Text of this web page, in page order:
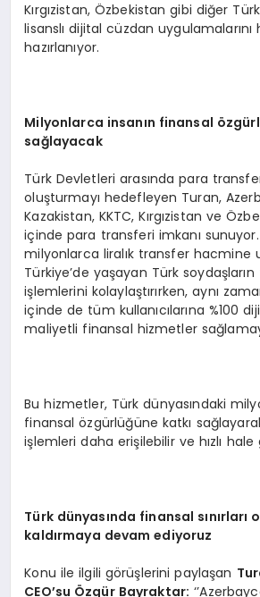
Kırgızistan, Özbekistan gibi diğer
lisanslı dijital cüzdan
hazırlanıyor.
Milyonlarca insanın finansal
sağlayacak
Türk Devletleri arasında para
oluşturmayı hedefleyen Turan,
Kazakistan, KKTC, Kırgızistan ve
içinde para transferi imkanı
milyonlarca liralık transfer hacmine
Türkiye’de yaşayan Türk
işlemlerini kolaylaştırırken, aynı
içinde de tüm kullanıcılarına %100
maliyetli finansal hizmetler
Bu hizmetler, Türk dünyasındaki
finansal özgürlüğüne katkı
işlemleri daha erişilebilir ve hızlı hale
Türk dünyasında finansal sınırları
kaldırmaya devam ediyoruz
Konu ile ilgili görüşlerini paylaşan
CEO’su Özgür Bayraktar: